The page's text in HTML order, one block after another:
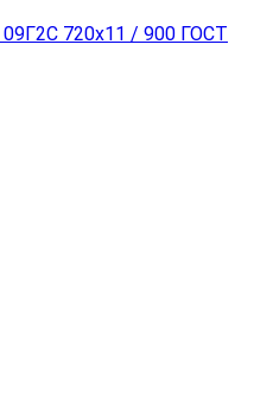
720x11 / 900 ГОСТ